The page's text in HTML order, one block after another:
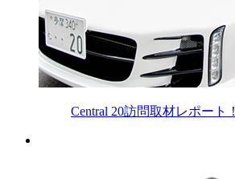
Central 20訪問取材レポート！